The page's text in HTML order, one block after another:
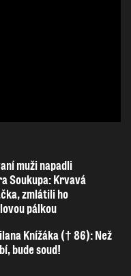
muži napadli
Soukupa: Krvavá
zmlátili ho
pálkou
Knížáka († 86): Než
bude soud!